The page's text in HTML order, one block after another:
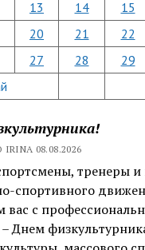
13 14 15
20 21 22
27 28 29
08.08.2026
тренеры и
спортивного
вас с
Днем